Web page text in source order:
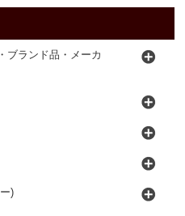
ブランド品・メーカ
)